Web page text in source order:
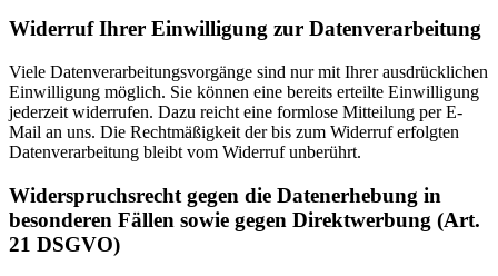
Widerruf Ihrer Einwilligung zur Datenverarbeitung
Viele Datenverarbeitungsvorgänge sind nur mit Ihrer ausdrücklichen
Einwilligung möglich. Sie können eine bereits erteilte Einwilligung
jederzeit widerrufen. Dazu reicht eine formlose Mitteilung per E-
Mail an uns. Die Rechtmäßigkeit der bis zum Widerruf erfolgten
Datenverarbeitung bleibt vom Widerruf unberührt.
Widerspruchsrecht gegen die Datenerhebung in
besonderen Fällen sowie gegen Direktwerbung (Art.
21 DSGVO)